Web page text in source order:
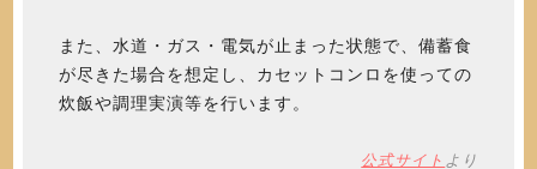
また、水道・ガス・電気が止まった状態で、備蓄食
が尽きた場合を想定し、カセットコンロを使っての
炊飯や調理実演等を行います。
公式サイト より